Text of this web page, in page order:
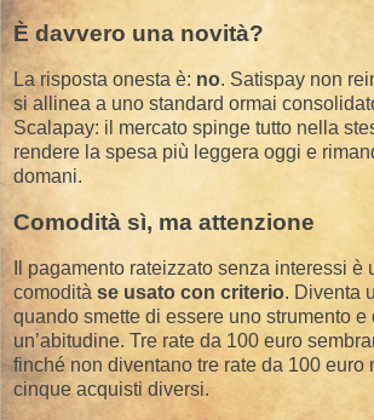
È davvero una novità?
La risposta onesta è: no. Satispay non
si allinea a uno standard ormai
Scalapay: il mercato spinge tutto nella
rendere la spesa più leggera oggi e
domani.
Comodità sì, ma attenzione
Il pagamento rateizzato senza interessi è
comodità se usato con criterio. Diventa
quando smette di essere uno strumento e
un’abitudine. Tre rate da 100 euro
finché non diventano tre rate da 100 euro
cinque acquisti diversi.